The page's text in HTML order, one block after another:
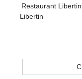
Restaurant Libertin
Libertin